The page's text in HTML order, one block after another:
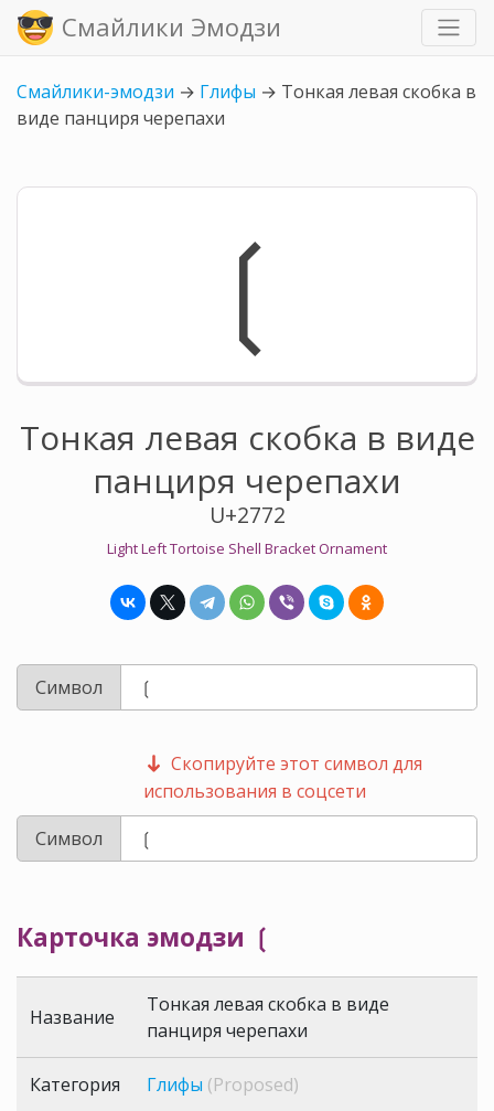
Смайлики Эмодзи
Смайлики-эмодзи → Глифы → Тонкая левая скобка в
виде панциря черепахи
❲
Тонкая левая скобка в виде
панциря черепахи
U+2772
Light Left Tortoise Shell Bracket Ornament
Символ
Скопируйте этот символ для
использования в соцсети
Символ
Карточка эмодзи ❲
Название
Тонкая левая скобка в виде
панциря черепахи
Категория Глифы (Proposed)